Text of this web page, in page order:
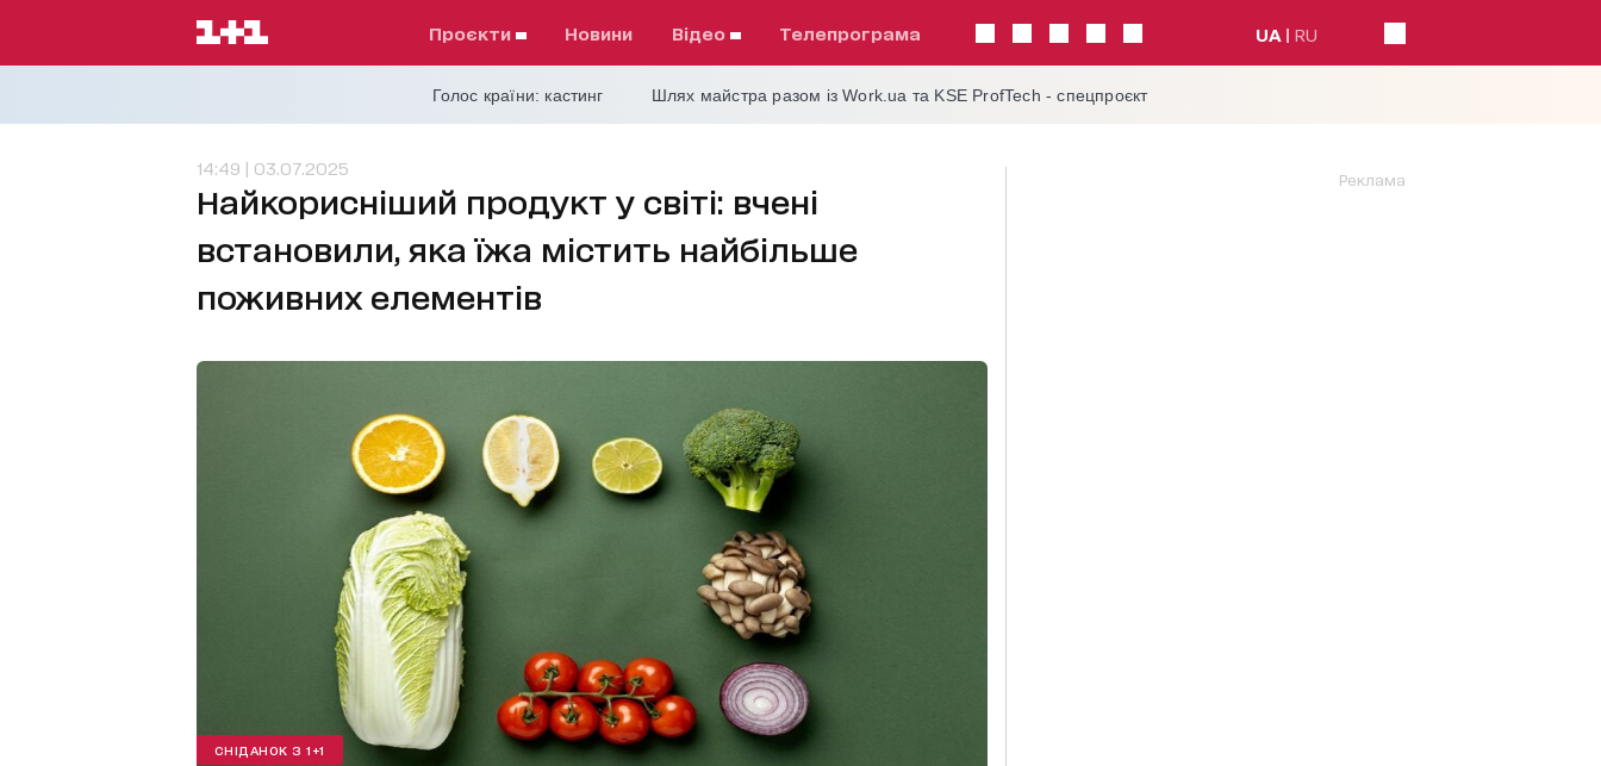
проєкти Новини відео телепрограма UA RU
Голос країни: кастинг Шлях майстра разом із Work.ua та KSE ProfTech - спецпроєкт
14:49 | 03.07.2025
Найкорисніший продукт у світі: вчені
встановили, яка їжа містить найбільше
поживних елементів
СНІДАНОК З 1+1
Реклама